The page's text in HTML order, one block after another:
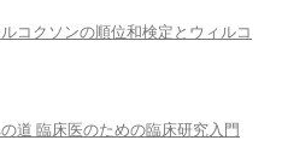
コクソンの順位和検定とウィルコ
道 臨床医のための臨床研究入門